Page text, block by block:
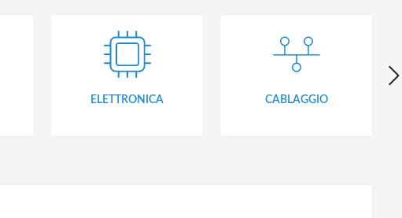
ELETTRONICA CABLAGGIO